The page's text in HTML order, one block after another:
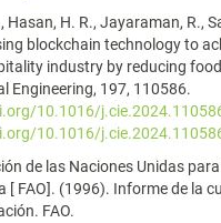
Hasan, H. R., Jayaraman, R.,
blockchain technology to
industry by reducing
Engineering, 197, 110586.
10.1016/
10.1016/
de las Naciones Unidas
[ FAO]. (1996). Informe de la
FAO.